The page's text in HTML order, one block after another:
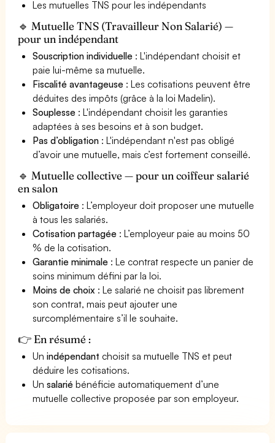
Les mutuelles TNS pour les indépendants
🔹 Mutuelle TNS (Travailleur Non Salarié) —
pour un indépendant
Souscription individuelle : L'indépendant choisit et
paie lui-même sa mutuelle.
Fiscalité avantageuse : Les cotisations peuvent être
déduites des impôts (grâce à la loi Madelin).
Souplesse : L'indépendant choisit les garanties
adaptées à ses besoins et à son budget.
Pas d’obligation : L'indépendant n'est pas obligé
d’avoir une mutuelle, mais c’est fortement conseillé.
🔹 Mutuelle collective — pour un coiffeur salarié
en salon
Obligatoire : L’employeur doit proposer une mutuelle
à tous les salariés.
Cotisation partagée : L’employeur paie au moins 50
% de la cotisation.
Garantie minimale : Le contrat respecte un panier de
soins minimum défini par la loi.
Moins de choix : Le salarié ne choisit pas librement
son contrat, mais peut ajouter une
surcomplémentaire s’il le souhaite.
👉 En résumé :
Unindépendant choisit sa mutuelle TNS et peut
déduire les cotisations.
Unsalarié bénéficie automatiquement d’une
mutuelle collective proposée par son employeur.